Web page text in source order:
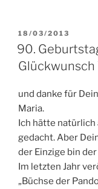
VERÖFFENTLICHT
AM
18/03/2013
90.
Glückwunsch
und danke für
Maria.
Ich hätte natürlich
gedacht. Aber
der Einzige bin
Im letzten Jahr
„Büchse der